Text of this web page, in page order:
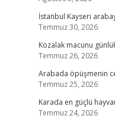
İstanbul Kayseri
Temmuz 30, 2026
Kozalak macunu
Temmuz 26, 2026
Arabada öpüşmenin
Temmuz 25, 2026
Karada en güçlü
Temmuz 24, 2026